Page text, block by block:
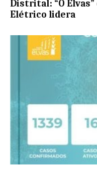
Distrital: “O
Elétrico lidera